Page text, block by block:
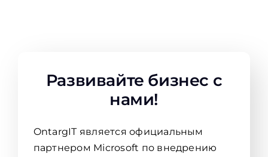
Развивайте бизнес с
нами!
OntargIT является официальным
партнером Microsoft по внедрению